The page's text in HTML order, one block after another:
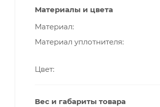
Материалы и цвета
Материал
Материал уплотнителя
Цвет
Вес и габариты товара